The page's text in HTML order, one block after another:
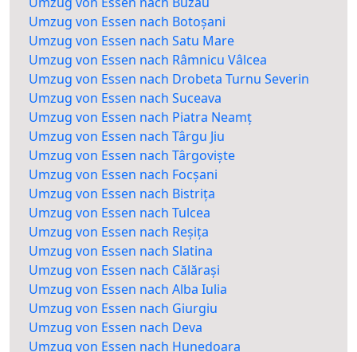
Umzug von Essen nach Botoșani
Umzug von Essen nach Satu Mare
Umzug von Essen nach Râmnicu Vâlcea
Umzug von Essen nach Drobeta Turnu Severin
Umzug von Essen nach Suceava
Umzug von Essen nach Piatra Neamț
Umzug von Essen nach Târgu Jiu
Umzug von Essen nach Târgoviște
Umzug von Essen nach Focșani
Umzug von Essen nach Bistrița
Umzug von Essen nach Tulcea
Umzug von Essen nach Reșița
Umzug von Essen nach Slatina
Umzug von Essen nach Călărași
Umzug von Essen nach Alba Iulia
Umzug von Essen nach Giurgiu
Umzug von Essen nach Deva
Umzug von Essen nach Hunedoara